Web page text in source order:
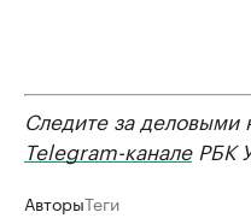
Следите за деловыми
Telegram-каналеРБК
АвторыТеги